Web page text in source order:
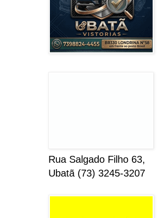
Rua Salgado Filho 63,
Ubatã (73) 3245-3207